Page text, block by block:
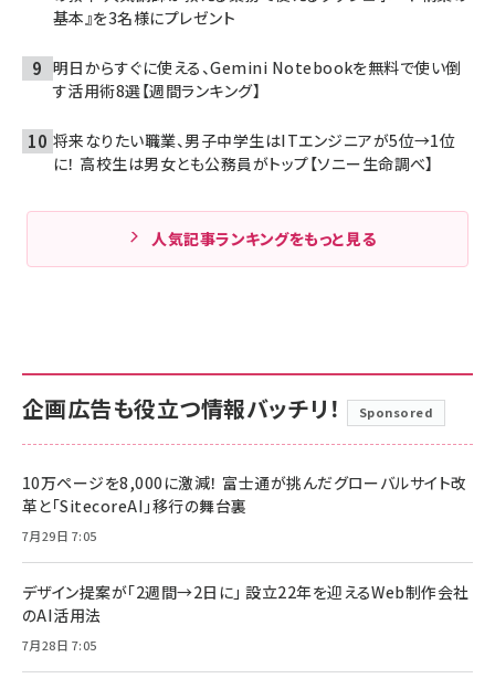
基本』を3名様にプレゼント
明日からすぐに使える、Gemini Notebookを無料で使い倒
す活用術8選【週間ランキング】
将来なりたい職業、男子中学生はITエンジニアが5位→1位
に！ 高校生は男女とも公務員がトップ【ソニー生命調べ】
人気記事ランキングをもっと見る
企画広告も役立つ情報バッチリ！ Sponsored
10万ページを8,000に激減！ 富士通が挑んだグローバルサイト改
革と「SitecoreAI」移行の舞台裏
7月29日 7:05
デザイン提案が「2週間→2日に」 設立22年を迎えるWeb制作会社
のAI活用法
7月28日 7:05